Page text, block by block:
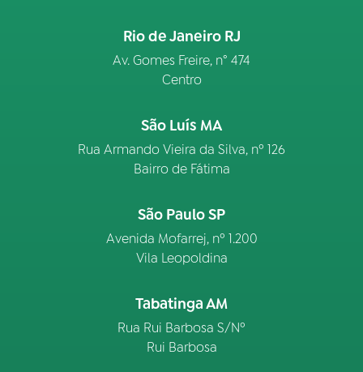
Rio de Janeiro RJ
Av. Gomes Freire, n° 474
Centro
São Luís MA
Rua Armando Vieira da Silva, nº 126
Bairro de Fátima
São Paulo SP
Avenida Mofarrej, nº 1.200
Vila Leopoldina
Tabatinga AM
Rua Rui Barbosa S/Nº
Rui Barbosa